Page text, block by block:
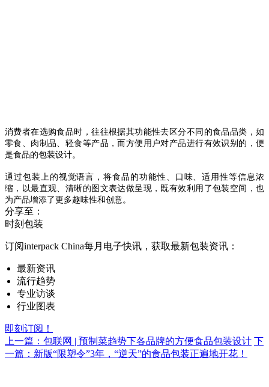
消费者在选购食品时，往往根据其功能性去区分不同的食品品类，如
零食、肉制品、轻食等产品，而方便用户对产品进行有效识别的，便
是食品的包装设计。
通过包装上的视觉语言，将食品的功能性、口味、适用性等信息浓
缩，以最直观、清晰的图文表达做呈现，既有效利用了包装空间，也
为产品增添了更多趣味性和创意。
分享至：
时刻包装
订阅interpack China每月电子快讯，获取最新包装资讯：
最新资讯
流行趋势
专业访谈
行业图表
即刻订阅！
上一篇：包联网 | 预制菜趋势下各品牌的方便食品包装设计 下
一篇：新版“限塑令”3年，“逆天”的食品包装正遍地开花！